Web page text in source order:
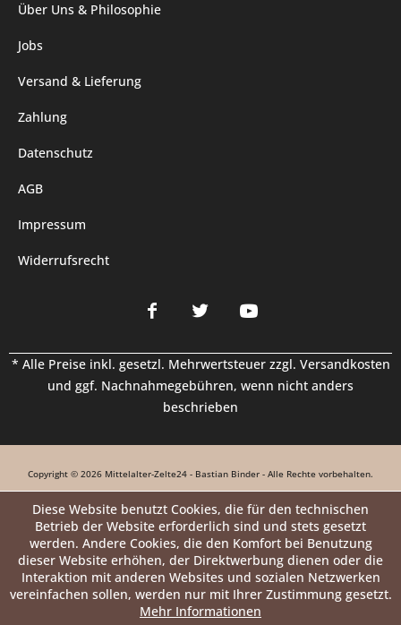
Über Uns & Philosophie
Jobs
Versand & Lieferung
Zahlung
Datenschutz
AGB
Impressum
Widerrufsrecht
* Alle Preise inkl. gesetzl. Mehrwertsteuer zzgl. Versandkosten
und ggf. Nachnahmegebühren, wenn nicht anders
beschrieben
Copyright © 2026 Mittelalter-Zelte24 - Bastian Binder - Alle Rechte vorbehalten.
Diese Website benutzt Cookies, die für den technischen
Betrieb der Website erforderlich sind und stets gesetzt
werden. Andere Cookies, die den Komfort bei Benutzung
dieser Website erhöhen, der Direktwerbung dienen oder die
Interaktion mit anderen Websites und sozialen Netzwerken
vereinfachen sollen, werden nur mit Ihrer Zustimmung gesetzt.
Mehr Informationen